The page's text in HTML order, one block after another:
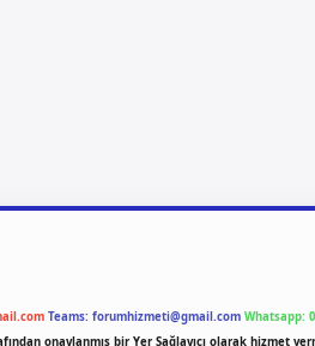
Teams: forumhizmeti@gmail.com Whatsapp:
onaylanmış bir Yer Sağlayıcı olarak